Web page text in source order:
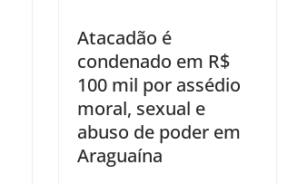
Atacadão é
condenado em R$
100 mil por assédio
moral, sexual e
abuso de poder em
Araguaína